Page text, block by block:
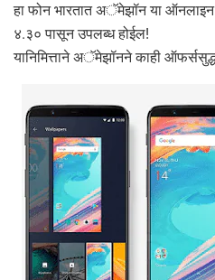
हा फोन भारतात अॅमेझॉन या ऑनलाइन
४.३० पासून उपलब्ध होईल!
यानिमित्ताने अॅमेझॉनने काही